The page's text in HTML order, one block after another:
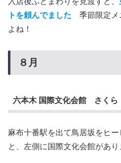
トを頼んでました 季節限定メ
よね！
８月
六本木 国際文化会館 さくら
麻布十番駅を出て鳥居坂をヒ
と、左側に国際文化会館があり